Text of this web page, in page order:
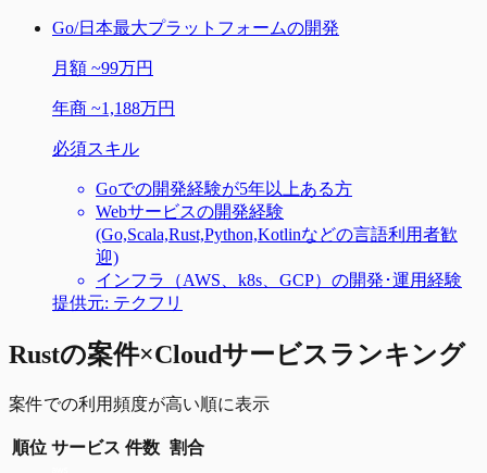
Go/日本最大プラットフォームの開発
月額 ~99万円
年商 ~1,188万円
必須スキル
Goでの開発経験が5年以上ある方
Webサービスの開発経験
(Go,Scala,Rust,Python,Kotlinなどの言語利用者歓
迎)
インフラ（AWS、k8s、GCP）の開発･運用経験
提供元: テクフリ
Rustの案件×Cloudサービスランキング
案件での利用頻度が高い順に表示
順位 サービス 件数 割合